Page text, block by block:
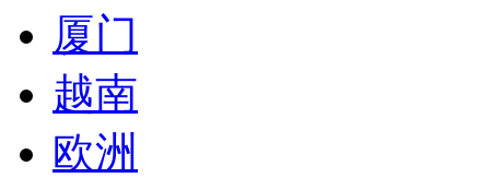
厦门
越南
欧洲